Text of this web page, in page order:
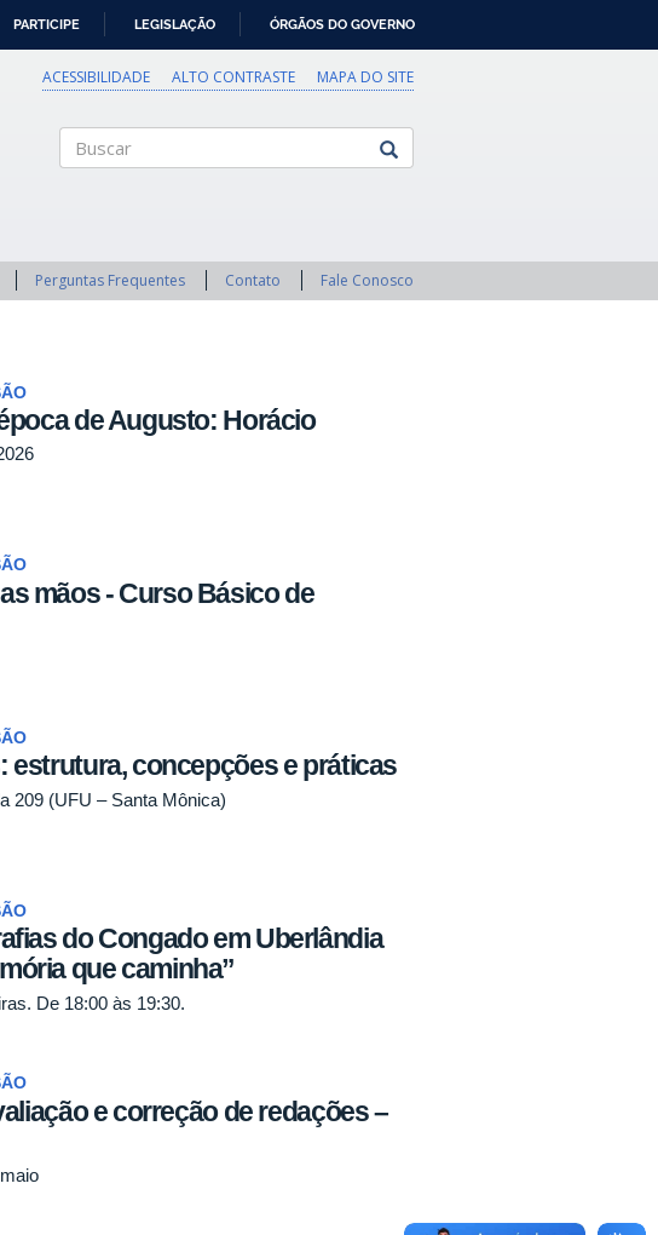
PARTICIPE LEGISLAÇÃO ÓRGÃOS DO GOVERNO
ACESSIBILIDADE ALTO CONTRASTE MAPA DO SITE
Perguntas Frequentes Contato Fale Conosco
de Augusto: Horácio
mãos - Curso Básico de
estrutura, concepções e práticas
209 (UFU – Santa Mônica)
do Congado em Uberlândia
que caminha”
De 18:00 às 19:30.
e correção de redações –